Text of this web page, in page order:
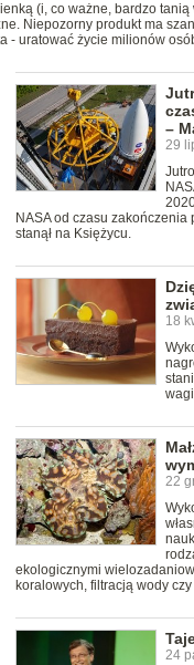
(i, co ważne, bardzo
Niepozorny produkt ma
- uratować życie milionów
–
29
NASA od czasu zakończenia
stanął na Księżycu.
18
22
ekologicznymi
koralowych, filtracją wody
24